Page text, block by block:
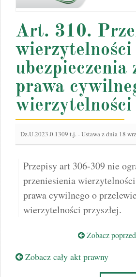
Art. 310.
wierzytelności
ubezpieczenia
prawa
wierzytelności
Dz.U.2023.0.1309 t.j.-Ustawa z dnia 18
Przepisy art 306-309 nie
przeniesienia
prawa cywilnego o
wierzytelności przyszłej.
Zobacz
Zobacz cały akt prawny